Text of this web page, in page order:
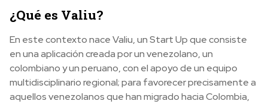
¿Qué es Valiu?
En este contexto nace Valiu, un Start Up que consiste
en una aplicación creada por un venezolano, un
colombiano y un peruano, con el apoyo de un equipo
multidisciplinario regional; para favorecer precisamente a
aquellos venezolanos que han migrado hacia Colombia,